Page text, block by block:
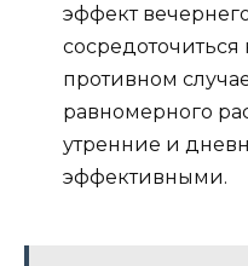
эффект
противном
равномерного
утренние и
эффективными.